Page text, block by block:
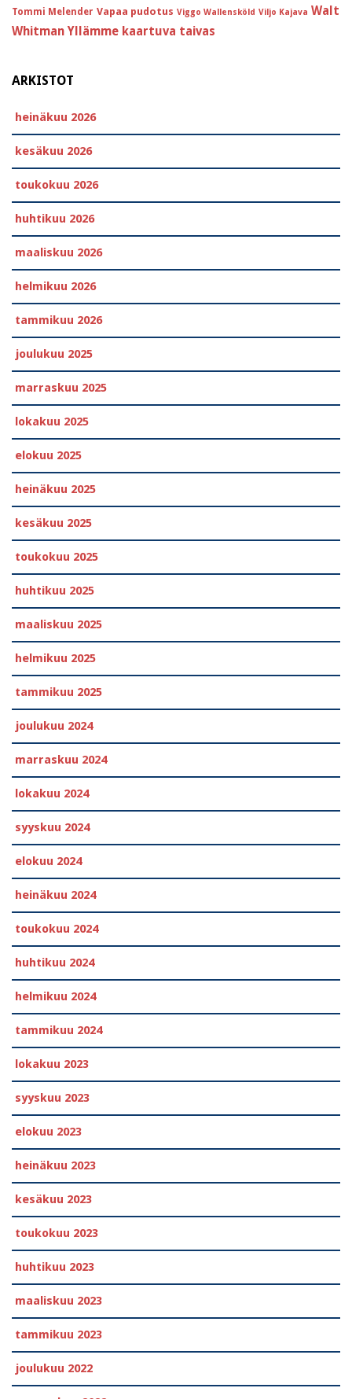
Tommi Melender Vapaa pudotus Viggo Wallensköld Viljo Kajava Walt
Whitman Yllämme kaartuva taivas
ARKISTOT
heinäkuu 2026
kesäkuu 2026
toukokuu 2026
huhtikuu 2026
maaliskuu 2026
helmikuu 2026
tammikuu 2026
joulukuu 2025
marraskuu 2025
lokakuu 2025
elokuu 2025
heinäkuu 2025
kesäkuu 2025
toukokuu 2025
huhtikuu 2025
maaliskuu 2025
helmikuu 2025
tammikuu 2025
joulukuu 2024
marraskuu 2024
lokakuu 2024
syyskuu 2024
elokuu 2024
heinäkuu 2024
toukokuu 2024
huhtikuu 2024
helmikuu 2024
tammikuu 2024
lokakuu 2023
syyskuu 2023
elokuu 2023
heinäkuu 2023
kesäkuu 2023
toukokuu 2023
huhtikuu 2023
maaliskuu 2023
tammikuu 2023
joulukuu 2022